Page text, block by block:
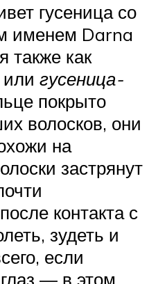
гусеница со
именем Darna
также как
гусеница-
покрыто
волосков, они
на
застрянут
контакта с
зудеть и
если
— в этом